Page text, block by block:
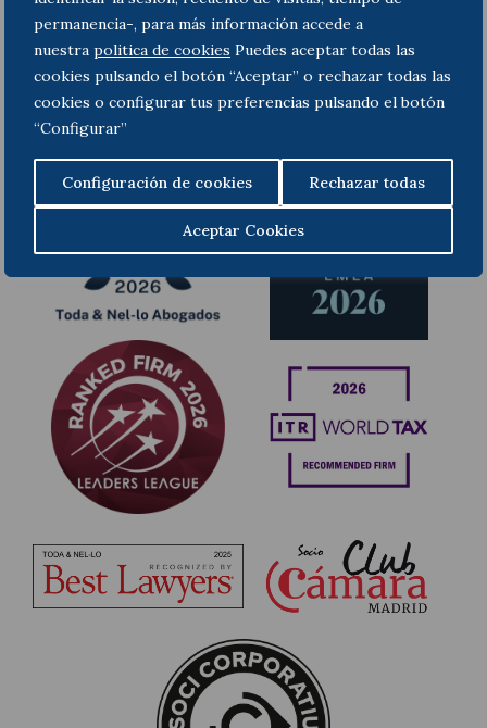
permanencia-, para más información accede a
nuestra politica de cookies Puedes aceptar todas las
cookies pulsando el botón “Aceptar” o rechazar todas las
cookies o configurar tus preferencias pulsando el botón
“Configurar”
Configuración de cookies Rechazar todas
Aceptar Cookies
Siguiente
Anterior